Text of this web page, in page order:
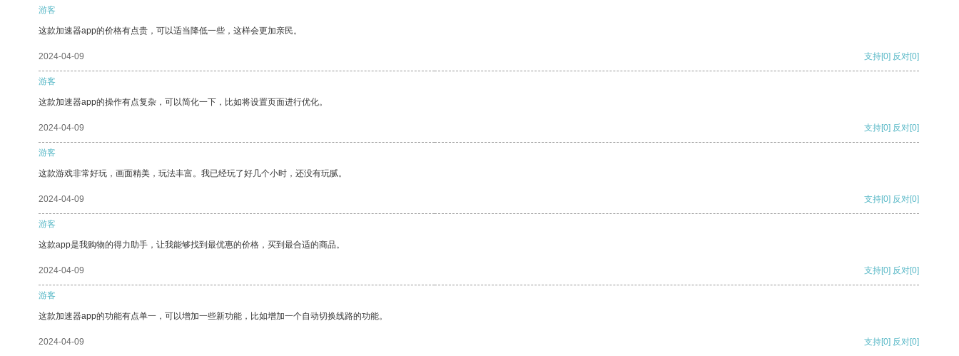
游客
这款加速器app的价格有点贵，可以适当降低一些，这样会更加亲民。
2024-04-09 支持[0] 反对[0]
游客
这款加速器app的操作有点复杂，可以简化一下，比如将设置页面进行优化。
2024-04-09 支持[0] 反对[0]
游客
这款游戏非常好玩，画面精美，玩法丰富。我已经玩了好几个小时，还没有玩腻。
2024-04-09 支持[0] 反对[0]
游客
这款app是我购物的得力助手，让我能够找到最优惠的价格，买到最合适的商品。
2024-04-09 支持[0] 反对[0]
游客
这款加速器app的功能有点单一，可以增加一些新功能，比如增加一个自动切换线路的功能。
2024-04-09 支持[0] 反对[0]